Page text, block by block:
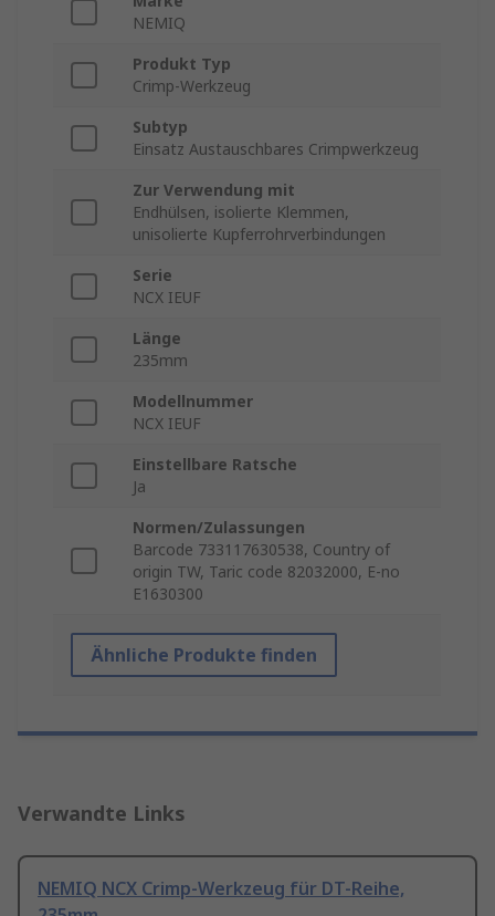
NEMIQ
Produkt Typ
Crimp-Werkzeug
Subtyp
Einsatz Austauschbares Crimpwerkzeug
Zur Verwendung mit
Endhülsen, isolierte Klemmen,
unisolierte Kupferrohrverbindungen
Serie
NCX IEUF
Länge
235mm
Modellnummer
NCX IEUF
Einstellbare Ratsche
Ja
Normen/Zulassungen
Barcode 733117630538, Country of
origin TW, Taric code 82032000, E-no
E1630300
Ähnliche Produkte finden
Verwandte Links
NEMIQ NCX Crimp-Werkzeug für DT-Reihe,